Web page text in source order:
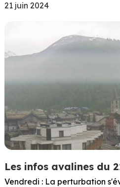
21 juin 2024
Les infos avalines du
Vendredi : La perturbation